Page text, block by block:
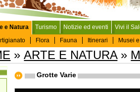
e Natura
Flora Fauna Itinerari Musei
Turismo Notizie ed eventi Vivi il
»ARTE E NATURA»
Grotte Varie